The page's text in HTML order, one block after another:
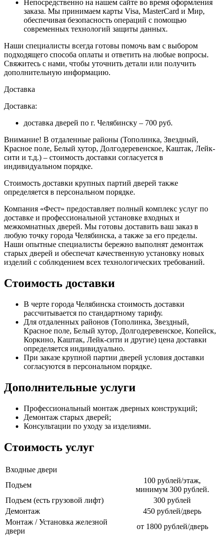
Непосредственно на нашем сайте во время оформления
заказа. Мы принимаем карты Visa, MasterCard и Мир,
обеспечивая безопасность операций с помощью
современных технологий защиты данных.
Наши специалисты всегда готовы помочь вам с выбором
подходящего способа оплаты и ответить на любые вопросы.
Свяжитесь с нами, чтобы уточнить детали или получить
дополнительную информацию.
Доставка
Доставка:
доставка дверей по г. Челябинску – 700 руб.
Внимание! В отдаленные районы (Тополинка, Звездный,
Красное поле, Белый хутор, Долгодеревенское, Каштак, Лейк-
сити и т.д.) – стоимость доставки согласуется в
индивидуальном порядке.
Стоимость доставки крупных партий дверей также
определяется в персональном порядке.
Компания «Фест» предоставляет полный комплекс услуг по
доставке и профессиональной установке входных и
межкомнатных дверей. Мы готовы доставить ваш заказ в
любую точку города Челябинска, а также за его пределы.
Наши опытные специалисты бережно выполнят демонтаж
старых дверей и обеспечат качественную установку новых
изделий с соблюдением всех технологических требований.
Стоимость доставки
В черте города Челябинска стоимость доставки
рассчитывается по стандартному тарифу.
Для отдаленных районов (Тополинка, Звездный,
Красное поле, Белый хутор, Долгодеревенское, Копейск,
Коркино, Каштак, Лейк-сити и другие) цена доставки
определяется индивидуально.
При заказе крупной партии дверей условия доставки
согласуются в персональном порядке.
Дополнительные услуги
Профессиональный монтаж дверных конструкций;
Демонтаж старых дверей;
Консультации по уходу за изделиями.
Стоимость услуг
Входные двери
Подъем
100 рублей/этаж,
минимум 300 рублей.
Подъем (есть грузовой лифт)
300 рублей
Демонтаж
450 рублей/дверь
Монтаж / Установка железной
двери
от 1800 рублей/дверь